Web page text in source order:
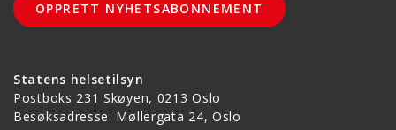
Statens helsetilsyn
Postboks 231 Skøyen, 0213 Oslo
Besøksadresse: Møllergata 24, Oslo